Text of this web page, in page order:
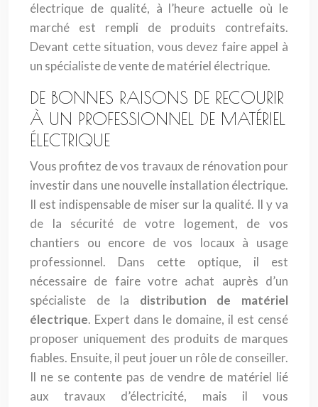
électrique de qualité, à l’heure actuelle où le
marché est rempli de produits contrefaits.
Devant cette situation, vous devez faire appel à
un spécialiste de vente de matériel électrique.
DE BONNES RAISONS DE RECOURIR
À UN PROFESSIONNEL DE MATÉRIEL
ÉLECTRIQUE
Vous profitez de vos travaux de rénovation pour
investir dans une nouvelle installation électrique.
Il est indispensable de miser sur la qualité. Il y va
de la sécurité de votre logement, de vos
chantiers ou encore de vos locaux à usage
professionnel. Dans cette optique, il est
nécessaire de faire votre achat auprès d’un
spécialiste de la distribution de matériel
électrique. Expert dans le domaine, il est censé
proposer uniquement des produits de marques
fiables. Ensuite, il peut jouer un rôle de conseiller.
Il ne se contente pas de vendre de matériel lié
aux travaux d’électricité, mais il vous